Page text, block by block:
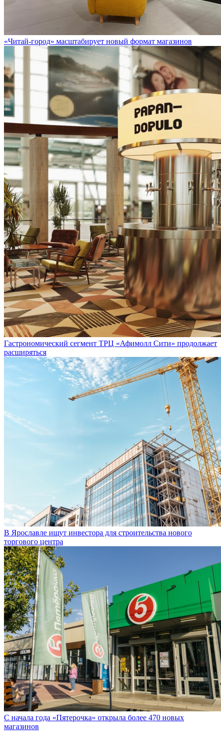
«Читай-город» масштабирует новый формат магазинов
Гастрономический сегмент ТРЦ «Афимолл Сити» продолжает
расширяться
В Ярославле ищут инвестора для строительства нового
торгового центра
С начала года «Пятерочка» открыла более 470 новых
магазинов